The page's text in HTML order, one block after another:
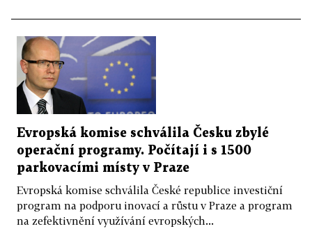
Evropská komise schválila Česku zbylé
operační programy. Počítají i s 1500
parkovacími místy v Praze
Evropská komise schválila České republice investiční
program na podporu inovací a růstu v Praze a program
na zefektivnění využívání evropských...